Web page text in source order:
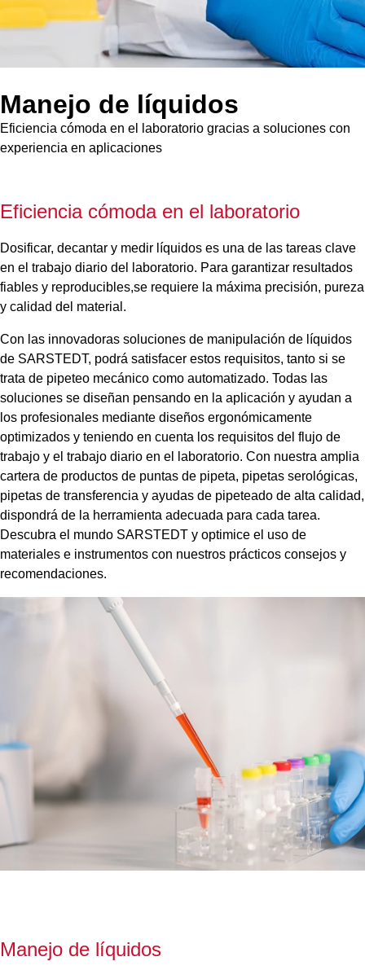
Manejo de líquidos
Eficiencia cómoda en el laboratorio gracias a soluciones con
experiencia en aplicaciones
Eficiencia cómoda en el laboratorio
Dosificar, decantar y medir líquidos es una de las tareas clave
en el trabajo diario del laboratorio. Para garantizar resultados
fiables y reproducibles,se requiere la máxima precisión, pureza
y calidad del material.
Con las innovadoras soluciones de manipulación de líquidos
de SARSTEDT, podrá satisfacer estos requisitos, tanto si se
trata de pipeteo mecánico como automatizado. Todas las
soluciones se diseñan pensando en la aplicación y ayudan a
los profesionales mediante diseños ergonómicamente
optimizados y teniendo en cuenta los requisitos del flujo de
trabajo y el trabajo diario en el laboratorio. Con nuestra amplia
cartera de productos de puntas de pipeta, pipetas serológicas,
pipetas de transferencia y ayudas de pipeteado de alta calidad,
dispondrá de la herramienta adecuada para cada tarea.
Descubra el mundo SARSTEDT y optimice el uso de
materiales e instrumentos con nuestros prácticos consejos y
recomendaciones.
Manejo de líquidos